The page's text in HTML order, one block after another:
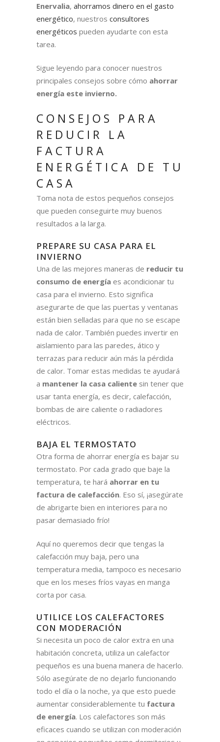
Enervalia, ahorramos dinero en el gasto
energético, nuestros consultores
energéticos pueden ayudarte con esta
tarea.
Sigue leyendo para conocer nuestros
principales consejos sobre cómo ahorrar
energía este invierno.
CONSEJOS PARA
REDUCIR LA
FACTURA
ENERGÉTICA DE TU
CASA
Toma nota de estos pequeños consejos
que pueden conseguirte muy buenos
resultados a la larga.
PREPARE SU CASA PARA EL
INVIERNO
Una de las mejores maneras de reducir tu
consumo de energía es acondicionar tu
casa para el invierno. Esto significa
asegurarte de que las puertas y ventanas
están bien selladas para que no se escape
nada de calor. También puedes invertir en
aislamiento para las paredes, ático y
terrazas para reducir aún más la pérdida
de calor. Tomar estas medidas te ayudará
a mantener la casa caliente sin tener que
usar tanta energía, es decir, calefacción,
bombas de aire caliente o radiadores
eléctricos.
BAJA EL TERMOSTATO
Otra forma de ahorrar energía es bajar su
termostato. Por cada grado que baje la
temperatura, te hará ahorrar en tu
factura de calefacción. Eso sí, ¡asegúrate
de abrigarte bien en interiores para no
pasar demasiado frío!
Aquí no queremos decir que tengas la
calefacción muy baja, pero una
temperatura media, tampoco es necesario
que en los meses fríos vayas en manga
corta por casa.
UTILICE LOS CALEFACTORES
CON MODERACIÓN
Si necesita un poco de calor extra en una
habitación concreta, utiliza un calefactor
pequeños es una buena manera de hacerlo.
Sólo asegúrate de no dejarlo funcionando
todo el día o la noche, ya que esto puede
aumentar considerablemente tu factura
de energía. Los calefactores son más
eficaces cuando se utilizan con moderación